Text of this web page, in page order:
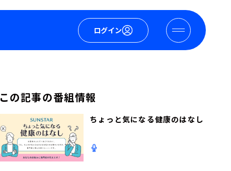
ログイン
この記事の番組情報
ちょっと気になる健康のはなし